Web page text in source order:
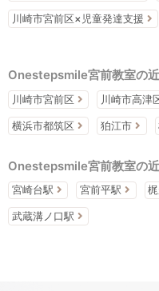
川崎市宮前区×児童発達支援
Onestepsmile宮前教室の
川崎市宮前区 川崎市高津
横浜市都筑区 狛江市
Onestepsmile宮前教室の
宮崎台駅 宮前平駅
武蔵溝ノ口駅